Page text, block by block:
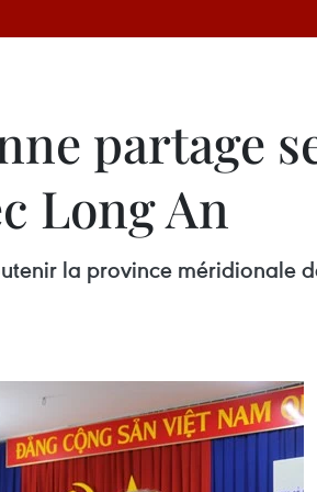
partage
Long An
la province méridionale